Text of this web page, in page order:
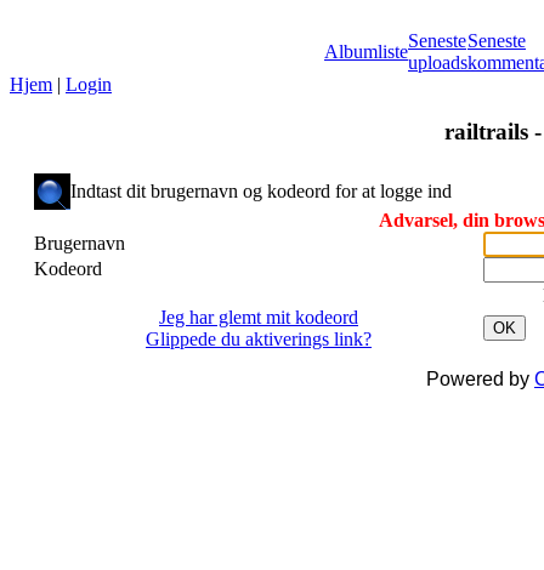
Albumliste
Seneste
uploads
Seneste
Hjem | Login
railtrails
Indtast dit brugernavn og kodeord for at logge ind
Advarsel, din
Brugernavn
Kodeord
Jeg har glemt mit kodeord
Glippede du aktiverings link?
OK
Powered by